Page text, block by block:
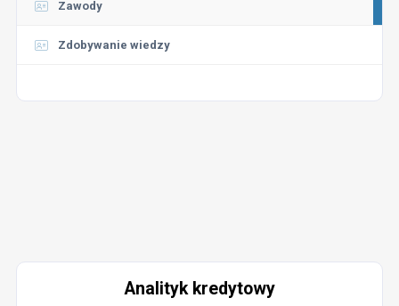
Zawody
Zdobywanie wiedzy
Analityk kredytowy